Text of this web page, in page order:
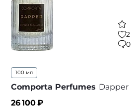
2
0
100 мл
Comporta Perfumes Dapper
26 100₽